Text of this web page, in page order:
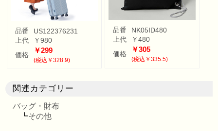
品番
US122376231
上代
￥980
価格
￥299
(税込￥328.9)
品番
NK05ID480
上代
￥480
価格
￥305
(税込￥335.5)
関連カテゴリー
バッグ・財布
┗その他